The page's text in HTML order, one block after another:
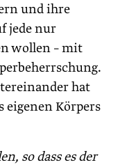
und ihre
jede nur
wollen – mit
hat
eigenen Körpers
so dass es der